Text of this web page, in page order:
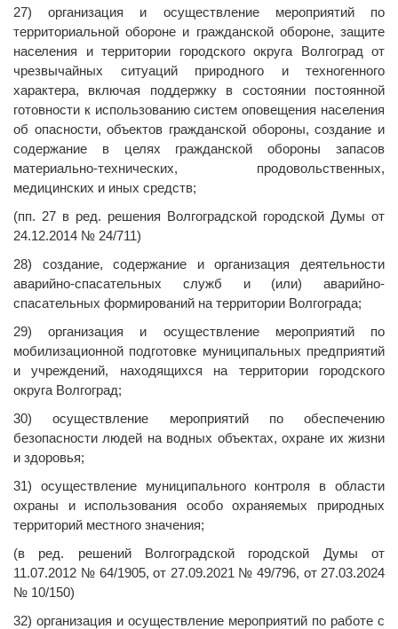
27) организация и осуществление мероприятий по
территориальной обороне и гражданской обороне, защите
населения и территории городского округа Волгоград от
чрезвычайных ситуаций природного и техногенного
характера, включая поддержку в состоянии постоянной
готовности к использованию систем оповещения населения
об опасности, объектов гражданской обороны, создание и
содержание в целях гражданской обороны запасов
материально-технических, продовольственных,
медицинских и иных средств;
(пп. 27 в ред. решения Волгоградской городской Думы от
24.12.2014 № 24/711)
28) создание, содержание и организация деятельности
аварийно-спасательных служб и (или) аварийно-
спасательных формирований на территории Волгограда;
29) организация и осуществление мероприятий по
мобилизационной подготовке муниципальных предприятий
и учреждений, находящихся на территории городского
округа Волгоград;
30) осуществление мероприятий по обеспечению
безопасности людей на водных объектах, охране их жизни
и здоровья;
31) осуществление муниципального контроля в области
охраны и использования особо охраняемых природных
территорий местного значения;
(в ред. решений Волгоградской городской Думы от
11.07.2012 № 64/1905, от 27.09.2021 № 49/796, от 27.03.2024
№ 10/150)
32) организация и осуществление мероприятий по работе с